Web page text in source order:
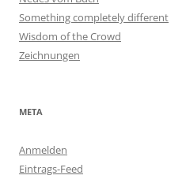
Something completely different
Wisdom of the Crowd
Zeichnungen
META
Anmelden
Eintrags-Feed